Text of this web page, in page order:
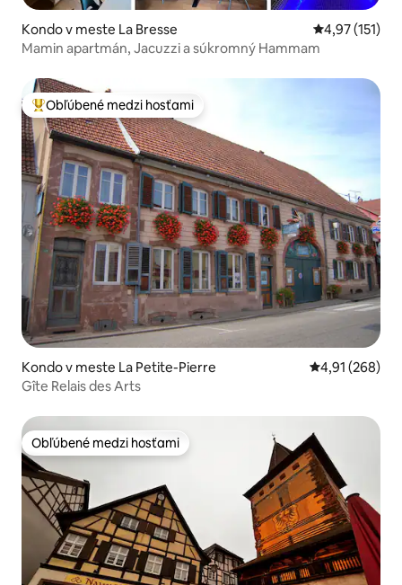
Kondo v meste La Bresse Priemerné
4,97 (151)
Mamin apartmán, Jacuzzi a súkromný Hammam
Najobľúbenejšie medzi hosťami
Obľúbené medzi hosťami
Kondo v meste La Petite-Pierre Priemerné
4,91 (268)
Gîte Relais des Arts
Obľúbené medzi hosťami
Obľúbené medzi hosťami